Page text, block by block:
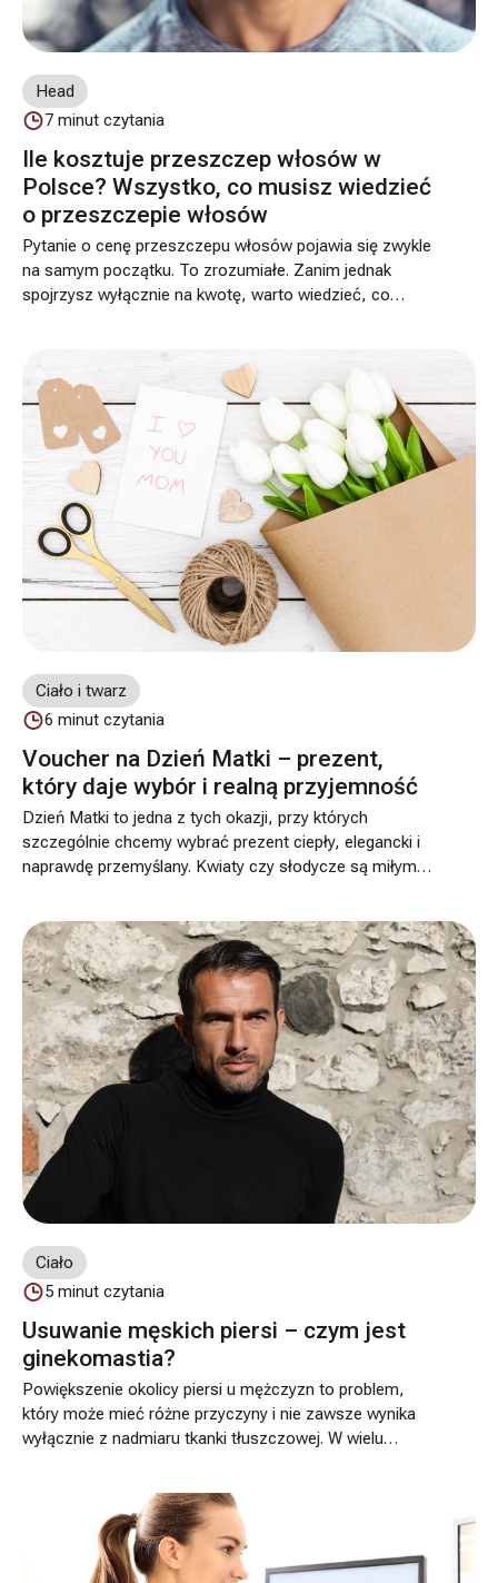
Head
7 minut czytania
Ile kosztuje przeszczep włosów w
Polsce? Wszystko, co musisz wiedzieć
o przeszczepie włosów
Pytanie o cenę przeszczepu włosów pojawia się zwykle
na samym początku. To zrozumiałe. Zanim jednak
spojrzysz wyłącznie na kwotę, warto wiedzieć, co
zupełnie inną wycenę. W naszej klinice przeszczep
włosów wykonujemy metodą FUE, a cena zależy przede
wszystkim od zakresu zabiegu, czyli liczby graftów oraz
indywidualnej kwalifikacji.
Ciało i twarz
6 minut czytania
Voucher na Dzień Matki – prezent,
który daje wybór i realną przyjemność
Dzień Matki to jedna z tych okazji, przy których
szczególnie chcemy wybrać prezent ciepły, elegancki i
naprawdę przemyślany. Kwiaty czy słodycze są miłym
swobody, dobrym pomysłem jest voucher kwotowy do
Dr Szczyt Chirurgia Plastyczna.
Ciało
5 minut czytania
Usuwanie męskich piersi – czym jest
ginekomastia?
Powiększenie okolicy piersi u mężczyzn to problem,
który może mieć różne przyczyny i nie zawsze wynika
wyłącznie z nadmiaru tkanki tłuszczowej. W wielu
pojawić się w różnym wieku i – choć nie zawsze wiąże
się z zagrożeniem zdrowia – często wpływa na komfort
życia i samopoczucie.